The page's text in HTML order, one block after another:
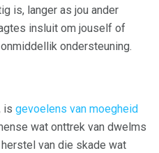
is, langer as jou ander
insluit om jouself of
ondersteuning.
is gevoelens van moegheid
wat onttrek van dwelms
van die skade wat